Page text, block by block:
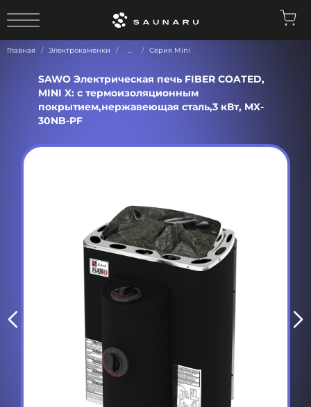
Главная Электрокаменки ... Серия Mini
SAWO Электрическая печь FIBER COATED,
MINI X: с термоизоляционным
покрытием,нержавеющая сталь,3 кВт, MX-
30NB-PF